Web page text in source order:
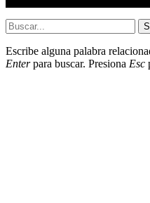
Escribe alguna palabra
Enterpara buscar. Presiona Esc